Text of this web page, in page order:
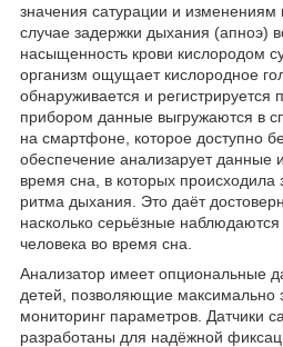
значения сатурации и изменениям
случае задержки дыхания (апноэ)
насыщенность крови кислородом
организм ощущает кислородное
обнаруживается и
прибором данные выгружаются в
на смартфоне, которое доступно
обеспечение анализарует данные
время сна, в которых происходила
ритма дыхания. Это даёт
насколько серьёзные
человека во время сна.
Анализатор имеет опциональные
детей, позволяющие максимально
мониторинг параметров. Датчики
разработаны для надёжной